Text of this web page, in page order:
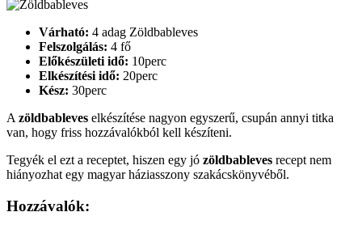
Várható: 4 adag Zöldbableves
Felszolgálás: 4 fő
Előkészületi idő: 10perc
Elkészítési idő: 20perc
Kész: 30perc
A zöldbableves elkészítése nagyon egyszerű, csupán annyi titka
van, hogy friss hozzávalókból kell készíteni.
Tegyék el ezt a receptet, hiszen egy jó zöldbableves recept nem
hiányozhat egy magyar háziasszony szakácskönyvéből.
Hozzávalók: